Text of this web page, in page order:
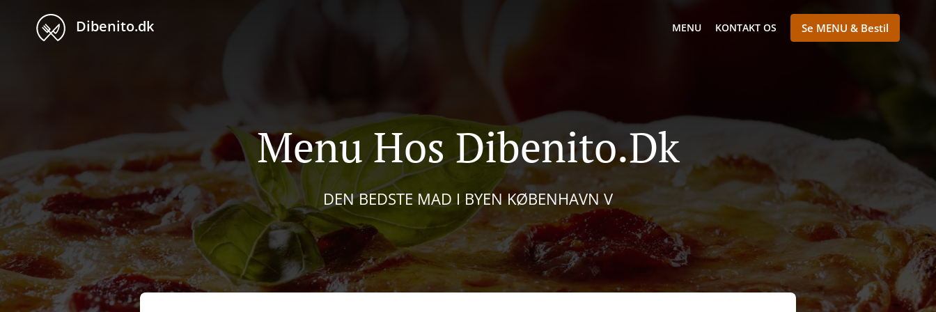
Dibenito.dk MENU KONTAKT OS Se MENU & Bestil
Menu Hos Dibenito.dk
DEN BEDSTE MAD I BYEN KØBENHAVN V